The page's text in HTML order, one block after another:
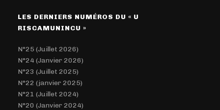
LES DERNIERS NUMÉROS DU « U
RISCAMUNINCU »
N°25 (Juillet 2026)
N°24 (Janvier 2026)
N°23 (Juillet 2025)
N°22 (janvier 2025)
N°21 (Juillet 2024)
N°20 (Janvier 2024)